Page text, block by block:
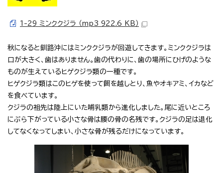
1-29 ミンククジラ （mp3 922.6 KB）
秋になると釧路沖にはミンククジラが回遊してきます。ミンククジラは
口が大きく、歯はありません。歯の代わりに、歯の場所にひげのような
ものが生えているヒゲクジラ類の一種です。
ヒゲクジラ類はこのヒゲを使って餌を越しとり、魚やオキアミ、イカなど
を食べています。
クジラの祖先は陸上にいた哺乳類から進化しました。尾に近いところ
にぶら下がっている小さな骨は腰の骨の名残です。クジラの足は退化
してなくなってしまい、小さな骨が残るだけになっています。